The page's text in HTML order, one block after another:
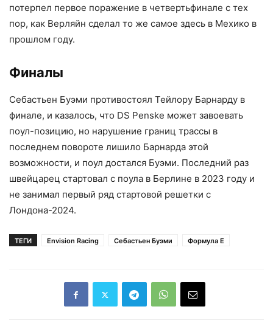
потерпел первое поражение в четвертьфинале с тех
пор, как Верляйн сделал то же самое здесь в Мехико в
прошлом году.
Финалы
Себастьен Буэми противостоял Тейлору Барнарду в
финале, и казалось, что DS Penske может завоевать
поул-позицию, но нарушение границ трассы в
последнем повороте лишило Барнарда этой
возможности, и поул достался Буэми. Последний раз
швейцарец стартовал с поула в Берлине в 2023 году и
не занимал первый ряд стартовой решетки с
Лондона-2024.
ТЕГИ Envision Racing Себастьен Буэми Формула Е